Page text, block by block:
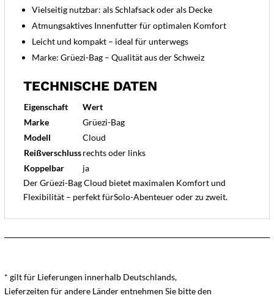
Vielseitig nutzbar: als Schlafsack oder als Decke
Atmungsaktives Innenfutter für optimalen Komfort
Leicht und kompakt – ideal für unterwegs
Marke: Grüezi-Bag – Qualität aus der Schweiz
TECHNISCHE DATEN
Eigenschaft
Wert
Marke
Grüezi-Bag
Modell
Cloud
Reißverschlussrechts oder links
Koppelbar
ja
Der Grüezi-Bag Cloud bietet maximalen Komfort und
Flexibilität – perfekt fürSolo-Abenteuer oder zu zweit.
* gilt für Lieferungen innerhalb Deutschlands,
Lieferzeiten für andere Länder entnehmen Sie bitte den